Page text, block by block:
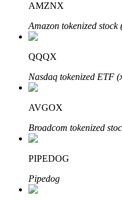
Naucz się stakingu
Dowiedz się, jak
Bitrue
AI
AMZNX
Amazon tokenized stock
QQQX
Nasdaq tokenized ETF
AVGOX
Broadcom tokenized
PIPEDOG
Pipedog